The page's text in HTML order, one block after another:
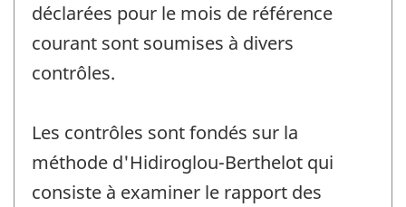
déclarées pour le mois de référence
courant sont soumises à divers
contrôles.
Les contrôles sont fondés sur la
méthode d'Hidiroglou-Berthelot qui
consiste à examiner le rapport des